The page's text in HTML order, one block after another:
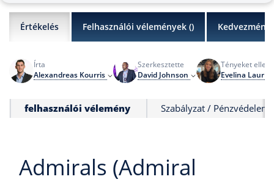
Értékelés Felhasználói vélemények ()
Írta
Alexandreas Kourris
Szerkesztette
David Johnson
Tényeket
Evelina
felhasználói vélemény Szabályzat / Pénzvédelem
Admirals (Admiral